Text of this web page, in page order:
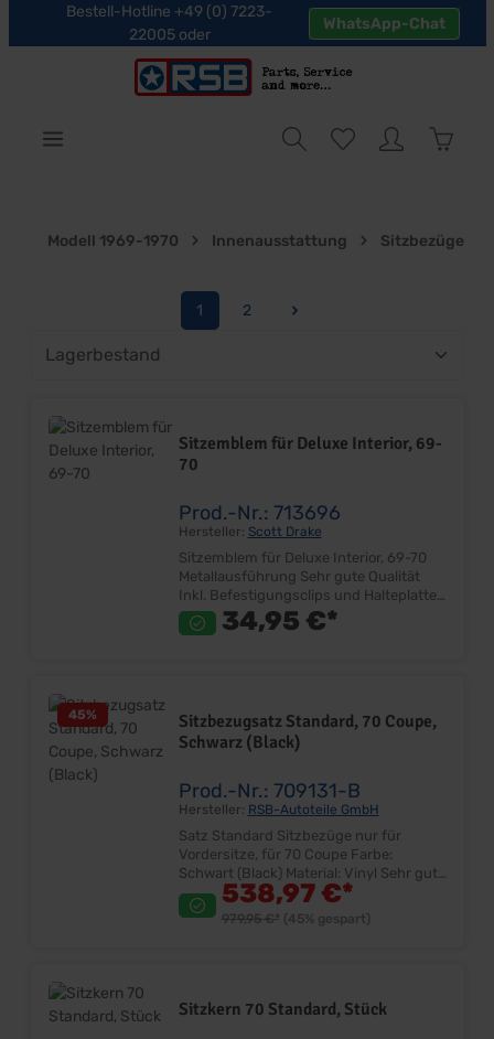
Bestell-Hotline +49 (0) 7223-
22005 oder
WhatsApp-Chat
Modell 1969-1970 Innenausstattung Sitzbezüge
Seite
1
Seite
2
Sitzemblem für Deluxe Interior, 69-
70
Prod.-Nr.: 713696
Hersteller: Scott Drake
Sitzemblem für Deluxe Interior, 69-70
Metallausführung Sehr gute Qualität
Inkl. Befestigungsclips und Halteplatte
Walnuß und Teakholz Aufkleber
Lieferumfang: Paar Preis: Pro Paar
34,95 €*
45%
Sitzbezugsatz Standard, 70 Coupe,
Schwarz (Black)
Prod.-Nr.: 709131-B
Hersteller: RSB-Autoteile GmbH
Satz Standard Sitzbezüge nur für
Vordersitze, für 70 Coupe Farbe:
Schwart (Black) Material: Vinyl Sehr gute
Qualität Farbe und Design entspricht
dem Original Bezugsatz für Fahrer-,
Beifahrersitz Lieferumfang: Satz ohne
538,97 €*
979,95 €* (45% gespart)
Sitzkern 70 Standard, Stück